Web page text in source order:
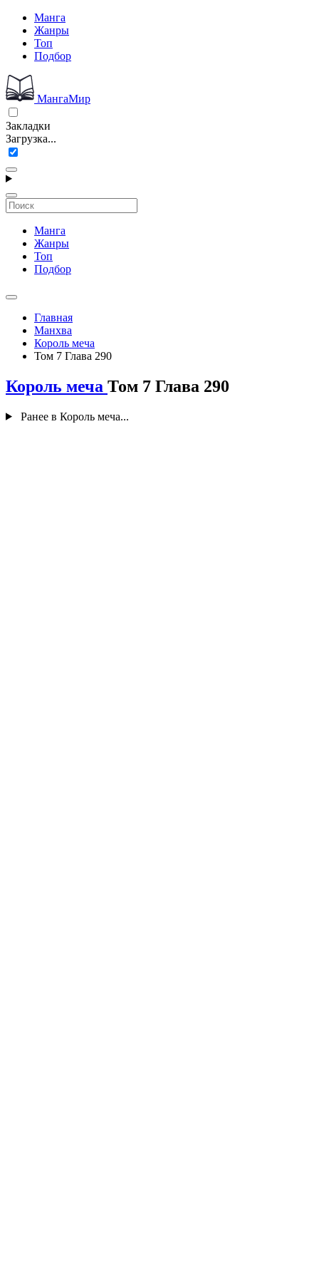
Манга
Жанры
Топ
Подбор
МангаМир
Закладки
Загрузка...
Манга
Жанры
Топ
Подбор
Главная
Манхва
Король меча
Том 7 Глава 290
Король меча Том 7 Глава 290
Ранее в Король меча...